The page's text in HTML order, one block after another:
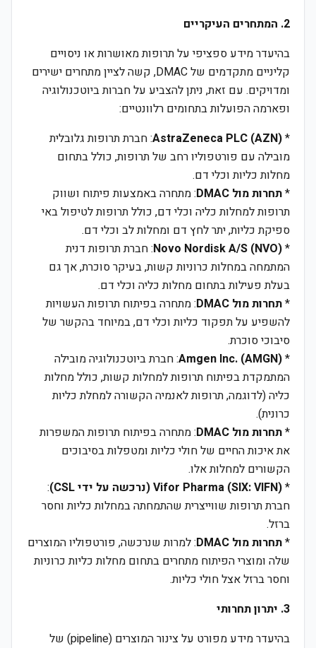
2. המתחרים העיקריים
בהיעדר מידע ספציפי על תרופות מאושרות או ניסויים
קליניים מתקדמים של DMAC, קשה לציין מתחרים ישירים
ומדויקים. עם זאת, ניתן להצביע על חברות ביוטכנולוגיה
ופארמה הפועלות בתחומים רלוונטיים:
*
AstraZeneca PLC (AZN): חברת תרופות גלובלית
מובילה עם פורטפוליו רחב של תרופות, כולל בתחום
מחלות כליות וכלי דם.
*תחרות מול DMAC
: מתחרה באמצעות פיתוח ושווק
תרופות למחלות כליה וכלי דם, כולל תרופות לטיפול באי
ספיקת כליות, יתר לחץ דם ומחלות לב וכלי דם.
*
Novo Nordisk A/S (NVO): חברת תרופות דנית
המתמחה במחלות כרוניות קשות, בעיקר סוכרת, אך גם
בעלת פעילות בתחום מחלות כליה וכלי דם.
*תחרות מול DMAC
: מתחרה בפיתוח תרופות העשויות
להשפיע על תפקוד כליות וכלי דם, במיוחד בהקשר של
סיבוכי סוכרת.
*
Amgen Inc. (AMGN): חברת ביוטכנולוגיה מובילה
המתמקדת בפיתוח תרופות למחלות קשות, כולל מחלות
כליה (לדוגמה, תרופות לאנמיה הקשורה למחלת כליות
כרונית).
*תחרות מול DMAC
: מתחרה בפיתוח תרופות המשפרות
את איכות החיים של חולי כליות ומטפלות בסיבוכים
הקשורים למחלות אלו.
*Vifor Pharma (SIX: VIFN) (נרכשה על ידי CSL)
:
חברת תרופות שווייצרית שהתמחתה במחלות כליות וחסר
ברזל.
*תחרות מול DMAC
: למרות שנרכשה, פורטפוליו המוצרים
שלה ומוצרי הפיתוח מתחרים בתחום מחלות כליות כרוניות
וחסר ברזל אצל חולי כליות.
3. יתרון תחרותי
בהיעדר מידע מפורט על צינור המוצרים (pipeline) של